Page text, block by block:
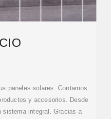
paneles solares. Contamos
y accesorios. Desde
sistema integral. Gracias a